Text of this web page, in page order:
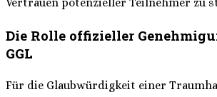
Die Rolle offizieller
GGL
Für die Glaubwürdigkeit einer